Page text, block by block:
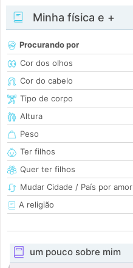
Minha física e +
Procurando por
Cor dos olhos
Cor do cabelo
Tipo de corpo
Altura
Peso
Ter filhos
Quer ter filhos
Mudar Cidade / País por amor
A religião
um pouco sobre mim